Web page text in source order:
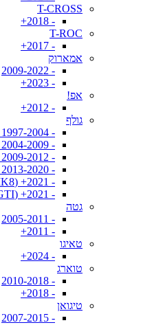
T-CROSS
- 2018+
T-ROC
- 2017+
אמארוק
- 2009-2022
- 2023+
אפ!
- 2012+
גולף
- 1997-2004 (MK4)
- 2004-2009 (MK5)
- 2009-2012 (MK6)
- 2013-2020 (MK7)
- 2021+ (MK8)
- 2021+ (MK8 GTI)
גטה
- 2005-2011
- 2011+
טאיגו
- 2024+
טוארג
- 2010-2018
- 2018+
טיגואן
- 2007-2015